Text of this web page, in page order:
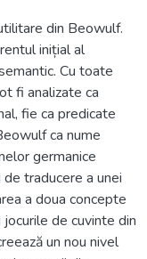
din Beowulf.
inițial al
Cu toate
fi analizate ca
fie ca predicate
ca nume
germanice
traducere a unei
a doua concepte
de cuvinte din
un nou nivel